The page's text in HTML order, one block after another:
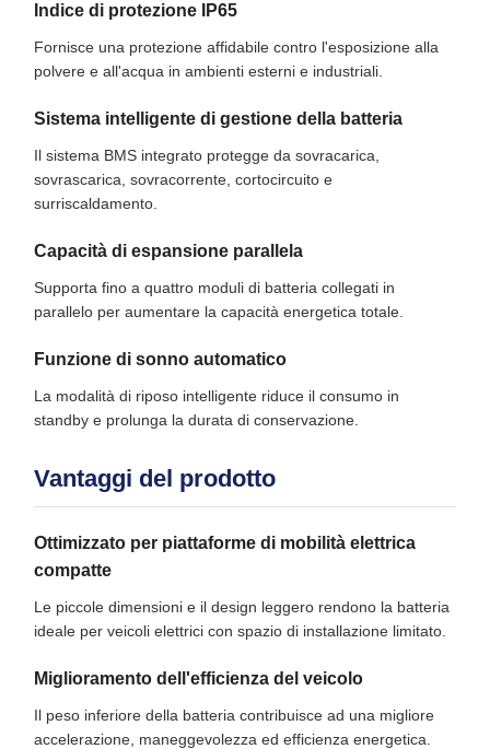
Indice di protezione IP65
Fornisce una protezione affidabile contro l'esposizione alla
polvere e all'acqua in ambienti esterni e industriali.
Sistema intelligente di gestione della batteria
Il sistema BMS integrato protegge da sovracarica,
sovrascarica, sovracorrente, cortocircuito e
surriscaldamento.
Capacità di espansione parallela
Supporta fino a quattro moduli di batteria collegati in
parallelo per aumentare la capacità energetica totale.
Funzione di sonno automatico
La modalità di riposo intelligente riduce il consumo in
standby e prolunga la durata di conservazione.
Vantaggi del prodotto
Ottimizzato per piattaforme di mobilità elettrica
compatte
Le piccole dimensioni e il design leggero rendono la batteria
ideale per veicoli elettrici con spazio di installazione limitato.
Miglioramento dell'efficienza del veicolo
Il peso inferiore della batteria contribuisce ad una migliore
accelerazione, maneggevolezza ed efficienza energetica.